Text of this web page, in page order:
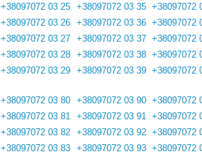
+38097072 03 25
+38097072 03 26
+38097072 03 27
+38097072 03 28
+38097072 03 29
+38097072 03 35
+38097072 03 36
+38097072 03 37
+38097072 03 38
+38097072 03 39
+38097072
+38097072
+38097072
+38097072
+38097072
+38097072 03 80
+38097072 03 81
+38097072 03 82
+38097072 03 83
+38097072 03 90
+38097072 03 91
+38097072 03 92
+38097072 03 93
+38097072
+38097072
+38097072
+38097072